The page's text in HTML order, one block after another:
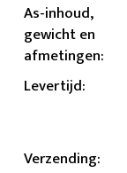
As-inhoud,
gewicht en
afmetingen:
Levertijd:
Verzending: